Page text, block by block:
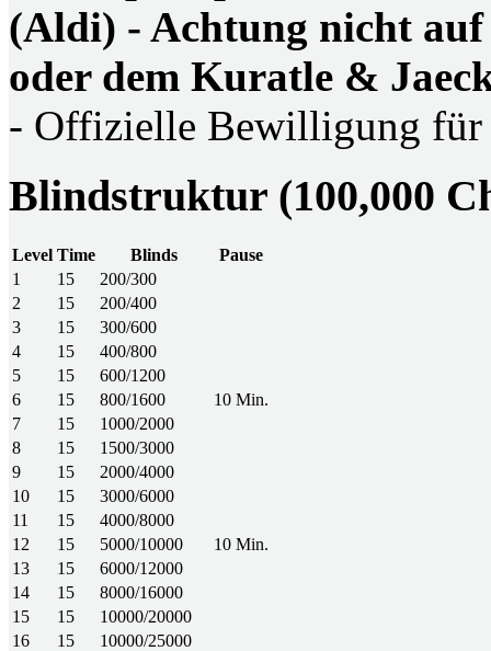
(Aldi) - Achtung nicht
oder dem Kuratle &
- Offizielle Bewilligung für
Blindstruktur (100,000
Level Time Blinds
Pause
1
15
200/300
2
15
200/400
3
15
300/600
4
15
400/800
5
15
600/1200
6
15 800/1600
10 Min.
7
15
1000/2000
8
15
1500/3000
9
15
2000/4000
10
15
3000/6000
11
15
4000/8000
12
15 5000/10000
10 Min.
13
15
6000/12000
14
15
8000/16000
15
15
10000/20000
16
15
10000/25000